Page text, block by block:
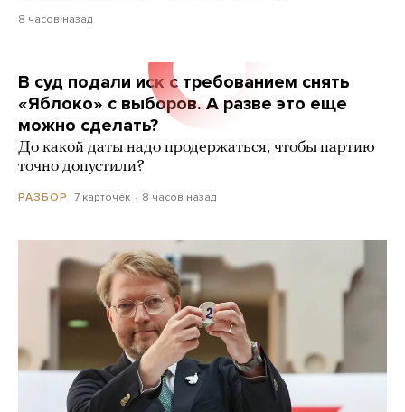
8 часов назад
В суд подали иск с требованием снять
«Яблоко» с выборов. А разве это еще
можно сделать?
До какой даты надо продержаться, чтобы партию
точно допустили?
РАЗБОР 7 карточек 8 часов назад